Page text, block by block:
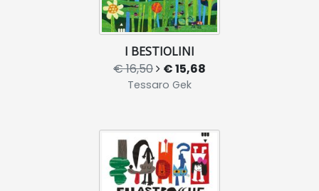
I BESTIOLINI
€ 16,50 € 15,68
Tessaro Gek